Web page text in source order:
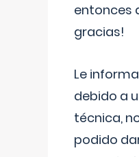
entonces
gracias!
Le
debido a
técnica,
podido